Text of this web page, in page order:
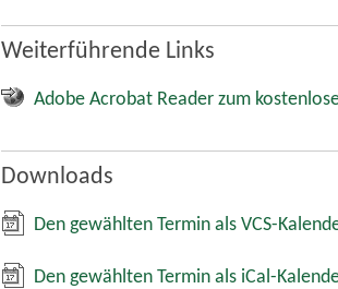
Weiterführende Links
Adobe Acrobat Reader zum
Downloads
Den gewählten Termin als VCS-
Den gewählten Termin als iCal-